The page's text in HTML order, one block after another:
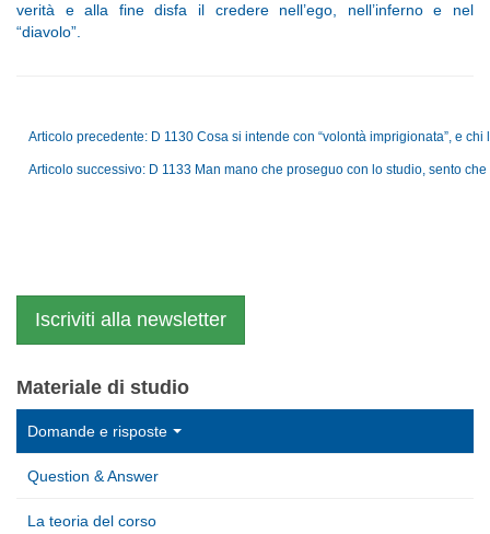
verità e alla fine disfa il credere nell’ego, nell’inferno e nel
“diavolo”.
Articolo precedente: D 1130 Cosa si intende con “volontà imprigionata”, e chi
Articolo successivo: D 1133 Man mano che proseguo con lo studio, sento
Iscriviti alla newsletter
Materiale di studio
Domande e risposte
Question & Answer
La teoria del corso